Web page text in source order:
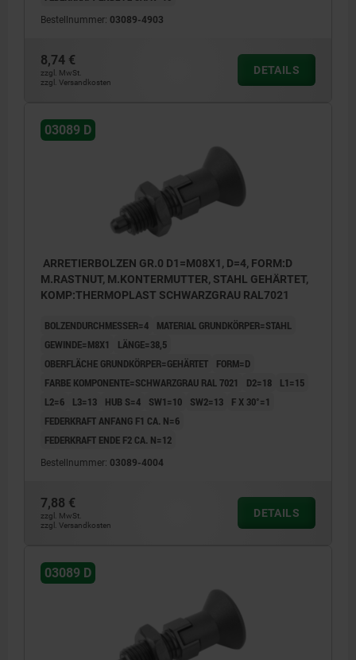
Bestellnummer: 03089-4903
8,74 €
zzgl. MwSt.
zzgl. Versandkosten
DETAILS
03089 D
ARRETIERBOLZEN GR.0 D1=M08X1, D=4, FORM:D
M.RASTNUT, M.KONTERMUTTER, STAHL GEHÄRTET,
KOMP:THERMOPLAST SCHWARZGRAU RAL7021
BOLZENDURCHMESSER=4
MATERIAL GRUNDKÖRPER=STAHL
GEWINDE=M8X1
LÄNGE=38,5
OBERFLÄCHE GRUNDKÖRPER=GEHÄRTET
FORM=D
FARBE KOMPONENTE=SCHWARZGRAU RAL 7021
D2=18
L1=15
L2=6
L3=13 HUB S=4 SW1=10 SW2=13
F X 30°=1
FEDERKRAFT ANFANG F1 CA. N=6
FEDERKRAFT ENDE F2 CA. N=12
Bestellnummer: 03089-4004
7,88 €
zzgl. MwSt.
zzgl. Versandkosten
DETAILS
03089 D